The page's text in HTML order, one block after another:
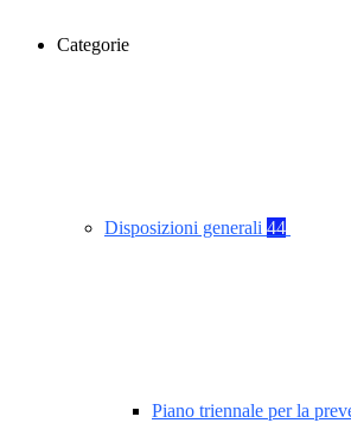
Categorie
Disposizioni generali 44
Piano triennale per la